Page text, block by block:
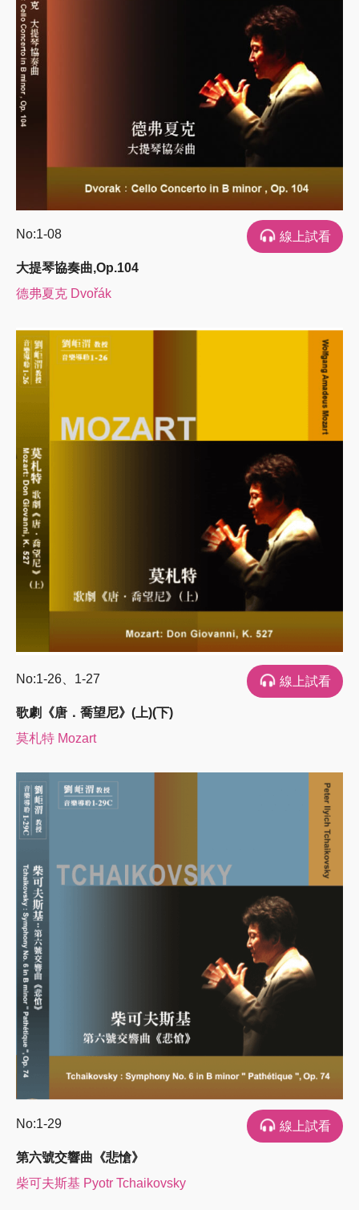
No:1-08 線上試看
大提琴協奏曲,Op.104
德弗夏克 Dvořák
No:1-26、1-27 線上試看
歌劇《唐．喬望尼》(上)(下)
莫札特 Mozart
No:1-29 線上試看
第六號交響曲《悲愴》
柴可夫斯基 Pyotr Tchaikovsky